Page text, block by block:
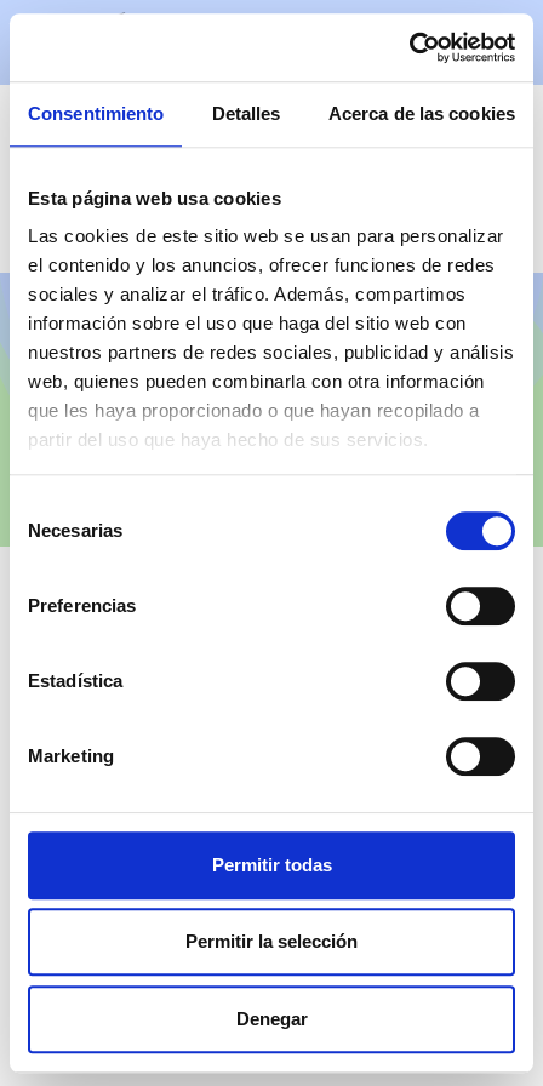
Consentimiento Detalles Acerca de las cookies
Esta página web usa cookies
Las cookies de este sitio web se usan para personalizar
el contenido y los anuncios, ofrecer funciones de redes
sociales y analizar el tráfico. Además, compartimos
información sobre el uso que haga del sitio web con
nuestros partners de redes sociales, publicidad y análisis
web, quienes pueden combinarla con otra información
que les haya proporcionado o que hayan recopilado a
partir del uso que haya hecho de sus servicios.
Necesarias
Preferencias
Estadística
Marketing
Permitir todas
Permitir la selección
Denegar
Autor: Herbst Eric
Das ist die Autoren-Beschreibung in den
Profil-Einstellungen.
+52 951 110 4044
© 2024 by Solibrije | Website